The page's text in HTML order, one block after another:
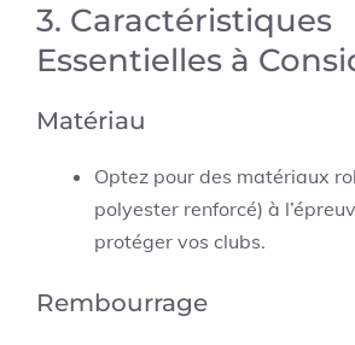
3. Caractéristiques
Essentielles à
Matériau
Optez pour des matériaux
polyester renforcé) à
protéger vos clubs.
Rembourrage